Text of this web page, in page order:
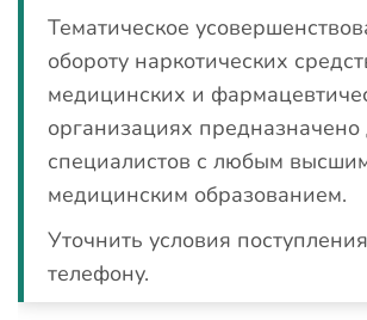
Тематическое
обороту наркотических
медицинских и
организациях предназначено
специалистов с любым
медицинским образованием.
Уточнить условия
телефону.